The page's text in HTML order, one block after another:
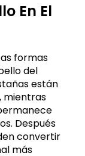
En El
formas
del
están
mientras
Después
convertir
más